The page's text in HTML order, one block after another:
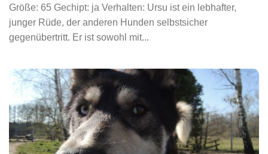
Größe: 65 Gechipt: ja Verhalten: Ursu ist ein lebhafter,
junger Rüde, der anderen Hunden selbstsicher
gegenübertritt. Er ist sowohl mit...